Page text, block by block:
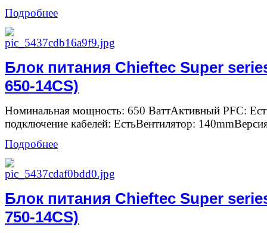
Подробнее
Блок питания Chieftec Super
650-14CS)
Номинальная мощность: 650 ВаттАктивный PFC:
подключение кабелей: ЕстьВентилятор:
Подробнее
Блок питания Chieftec Super
750-14CS)